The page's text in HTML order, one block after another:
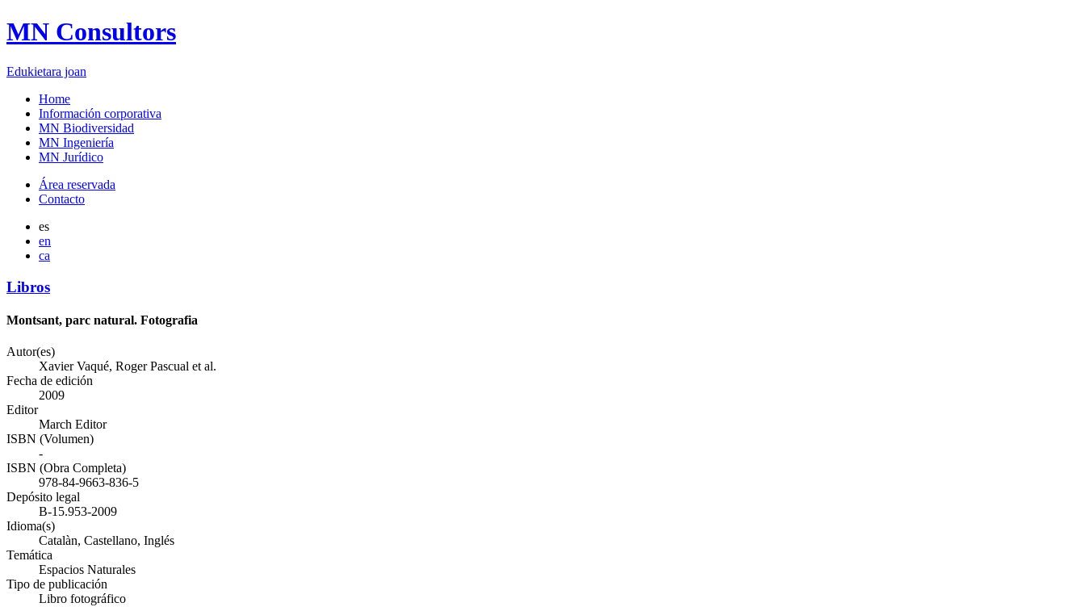
MN Consultors
Edukietara joan
Home
Información corporativa
MN Biodiversidad
MN Ingeniería
MN Jurídico
Área reservada
Contacto
es
en
ca
Libros
Montsant, parc natural. Fotografia
Autor(es)
Xavier Vaqué, Roger Pascual et al.
Fecha de edición
2009
Editor
March Editor
ISBN (Volumen)
-
ISBN (Obra Completa)
978-84-9663-836-5
Depósito legal
B-15.953-2009
Idioma(s)
Catalàn, Castellano, Inglés
Temática
Espacios Naturales
Tipo de publicación
Libro fotográfico